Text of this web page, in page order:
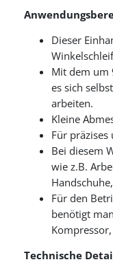
Dieser
Mit dem um
es sich
arbeiten.
Kleine
Für
Bei diesem
wie z.B.
Für den
benötigt
Technische